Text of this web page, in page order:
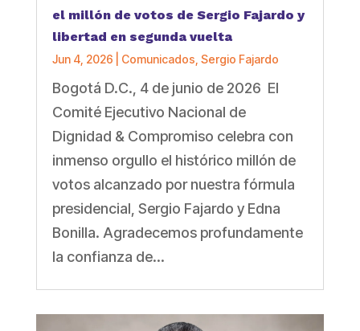
el millón de votos de Sergio Fajardo y
libertad en segunda vuelta
Jun 4, 2026 Comunicados Sergio Fajardo
Bogotá D.C., 4 de junio de 2026 El
Comité Ejecutivo Nacional de
Dignidad & Compromiso celebra con
inmenso orgullo el histórico millón de
votos alcanzado por nuestra fórmula
presidencial, Sergio Fajardo y Edna
Bonilla. Agradecemos profundamente
la confianza de...